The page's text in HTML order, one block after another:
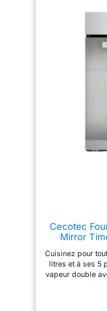
Cecotec
Mirror
EasyClean,
Cuisinez pour
litres et à ses 5
vapeur double
et permet un